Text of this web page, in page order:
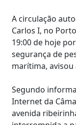
A circulação
Carlos I, no
19:00 de hoje
segurança de
marítima, avisou
Segundo
Internet da
avenida